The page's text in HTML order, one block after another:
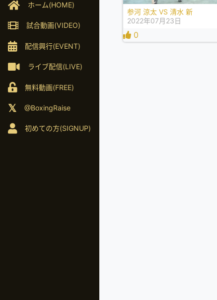
ホーム(HOME)
試合動画(VIDEO)
配信興行(EVENT)
ライブ配信(LIVE)
無料動画(FREE)
@BoxingRaise
初めての方(SIGNUP)
参河 涼太 VS 清水 新
2022年07月23日
0